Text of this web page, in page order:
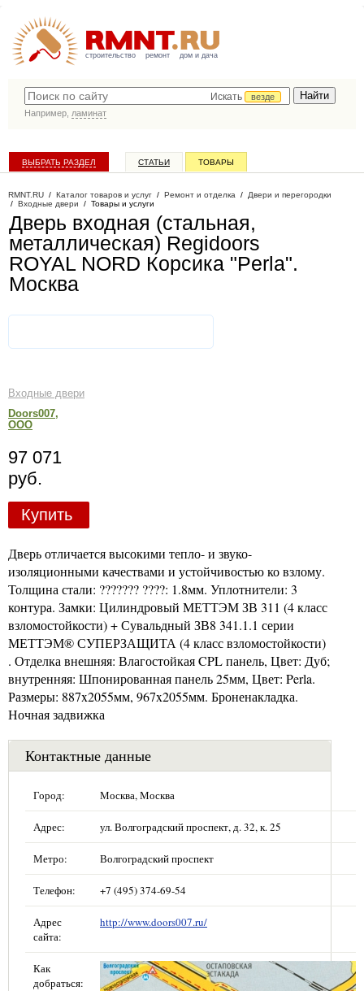
строительство ремонт дом и дача
Искать
везде
Например, ламинат
ВЫБРАТЬ РАЗДЕЛ СТАТЬИ ТОВАРЫ
RMNT.RU / Каталог товаров и услуг / Ремонт и отделка / Двери и перегородки
/ Входные двери / Товары и услуги
Дверь входная (стальная,
металлическая) Regidoors
ROYAL NORD Корсика "Perla".
Москва
Входные двери
Doors007,
ООО
97 071
руб.
Купить
Дверь отличается высокими тепло- и звуко-
изоляционными качествами и устойчивостью ко взлому.
Толщина стали: ??????? ????: 1.8мм. Уплотнители: 3
контура. Замки: Цилиндровый МЕТТЭМ ЗВ 311 (4 класс
взломостойкости) + Сувальдный ЗВ8 341.1.1 серии
МЕТТЭМ® СУПЕРЗАЩИТА (4 класс взломостойкости)
. Отделка внешняя: Влагостойкая CPL панель, Цвет: Дуб;
внутренняя: Шпонированная панель 25мм, Цвет: Perla.
Размеры: 887x2055мм, 967x2055мм. Броненакладка.
Ночная задвижка
Контактные данные
Город: Москва, Москва
Адрес: ул. Волгоградский проспект, д. 32, к. 25
Метро: Волгоградский проспект
Телефон: +7 (495) 374-69-54
Адрес
сайта:
http://www.doors007.ru/
Как
добраться: